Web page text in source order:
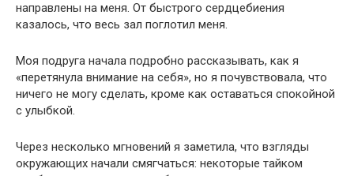
направлены на меня. От быстрого сердцебиения
казалось, что весь зал поглотил меня.
Моя подруга начала подробно рассказывать, как я
«перетянула внимание на себя», но я почувствовала, что
ничего не могу сделать, кроме как оставаться спокойной
с улыбкой.
Через несколько мгновений я заметила, что взгляды
окружающих начали смягчаться: некоторые тайком